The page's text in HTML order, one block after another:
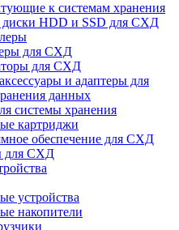
к системам хранения
диски HDD и SSD для СХД
для СХД
для СХД
и адаптеры для
данных
системы хранения
картриджи
обеспечение для СХД
для СХД
устройства
накопители